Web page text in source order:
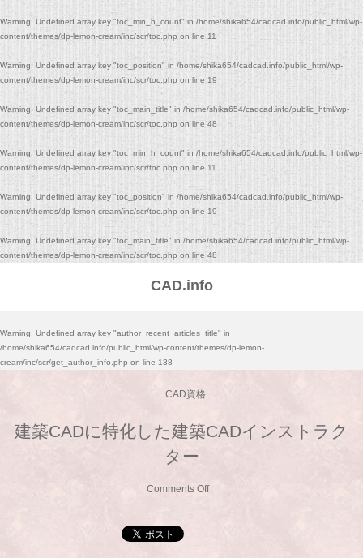
Warning: Undefined array key "toc_min_h_count" in /home/shika654/cadcad.info/public_html/wp-
content/themes/dp-lemon-cream/inc/scr/toc.php on line 11
Warning: Undefined array key "toc_position" in /home/shika654/cadcad.info/public_html/wp-
content/themes/dp-lemon-cream/inc/scr/toc.php on line 19
Warning: Undefined array key "toc_main_title" in /home/shika654/cadcad.info/public_html/wp-
content/themes/dp-lemon-cream/inc/scr/toc.php on line48
Warning: Undefined array key "toc_min_h_count" in /home/shika654/cadcad.info/public_html/wp-
content/themes/dp-lemon-cream/inc/scr/toc.php on line 11
Warning: Undefined array key "toc_position" in /home/shika654/cadcad.info/public_html/wp-
content/themes/dp-lemon-cream/inc/scr/toc.php on line 19
Warning: Undefined array key "toc_main_title" in /home/shika654/cadcad.info/public_html/wp-
content/themes/dp-lemon-cream/inc/scr/toc.php on line 48
CAD.info
Warning: Undefined array key "author_recent_articles_title" in
/home/shika654/cadcad.info/public_html/wp-content/themes/dp-lemon-
cream/inc/scr/get_author_info.php on line 138
CAD資格
建築CADに特化した建築CADインストラク
ター
Comments Off